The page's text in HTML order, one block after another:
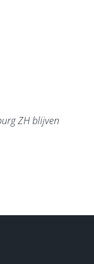
ZH blijven